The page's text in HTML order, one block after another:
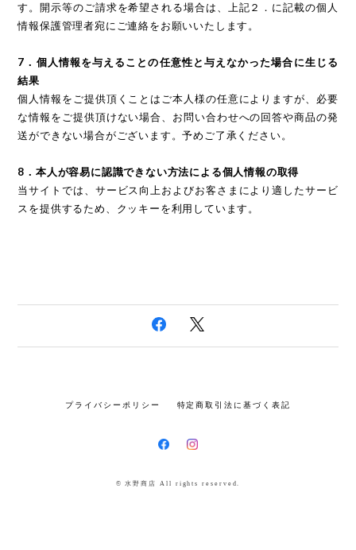
す。開示等のご請求を希望される場合は、上記２．に記載の個人
情報保護管理者宛にご連絡をお願いいたします。
7．個人情報を与えることの任意性と与えなかった場合に生じる
結果
個人情報をご提供頂くことはご本人様の任意によりますが、必要
な情報をご提供頂けない場合、お問い合わせへの回答や商品の発
送ができない場合がございます。予めご了承ください。
8．本人が容易に認識できない方法による個人情報の取得
当サイトでは、サービス向上およびお客さまにより適したサービ
スを提供するため、クッキーを利用しています。
プライバシーポリシー 特定商取引法に基づく表記
© 水野商店 All rights reserved.